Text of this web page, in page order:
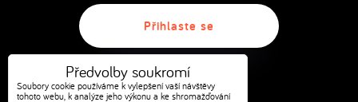
Přihlaste se
Předvolby soukromí
Soubory cookie používáme k vylepšení vaší návštěvy
tohoto webu, k analýze jeho výkonu a ke shromažďování